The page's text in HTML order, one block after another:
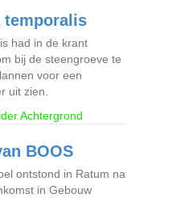
temporalis
had in de krant
bij de steengroeve te
voor een
uit zien.
Achtergrond
BOOS
ontstond in Ratum na
in Gebouw